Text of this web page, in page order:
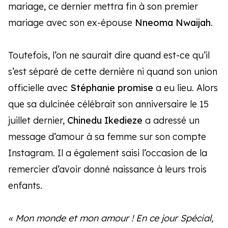
mariage, ce dernier mettra fin à son premier
mariage avec son ex-épouse Nneoma Nwaijah.
Toutefois, l’on ne saurait dire quand est-ce qu’il
s’est séparé de cette dernière ni quand son union
officielle avec Stéphanie promise a eu lieu. Alors
que sa dulcinée célébrait son anniversaire le 15
juillet dernier, Chinedu Ikedieze a adressé un
message d’amour à sa femme sur son compte
Instagram. Il a également saisi l’occasion de la
remercier d’avoir donné naissance à leurs trois
enfants.
« Mon monde et mon amour ! En ce jour Spécial,